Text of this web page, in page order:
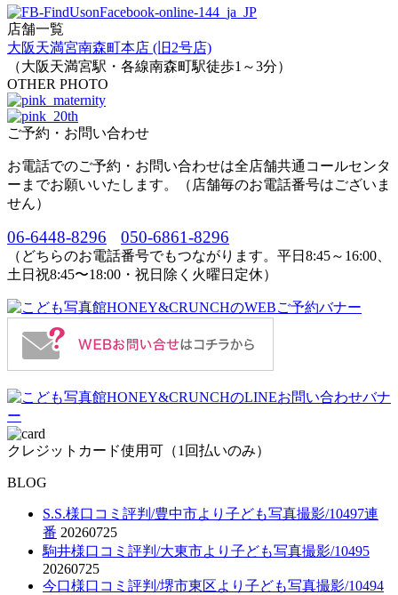
店舗一覧
大阪天満宮南森町本店 (旧2号店)
（大阪天満宮駅・各線南森町駅徒歩1～3分）
OTHER PHOTO
ご予約・お問い合わせ
お電話でのご予約・お問い合わせは全店舗共通コールセンタ
ーまでお願いいたします。（店舗毎のお電話番号はございま
せん）
06-6448-8296 050-6861-8296
（どちらのお電話番号でもつながります。平日8:45～16:00、
土日祝8:45〜18:00・祝日除く火曜日定休）
クレジットカード使用可（1回払いのみ）
BLOG
S.S.様口コミ評判/豊中市より子ども写真撮影/10497連
番 20260725
駒井様口コミ評判/大東市より子ども写真撮影/10495
20260725
今口様口コミ評判/堺市東区より子ども写真撮影/10494